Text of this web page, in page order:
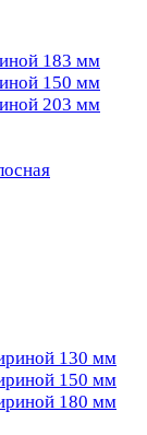
183 мм
150 мм
203 мм
130 мм
150 мм
180 мм